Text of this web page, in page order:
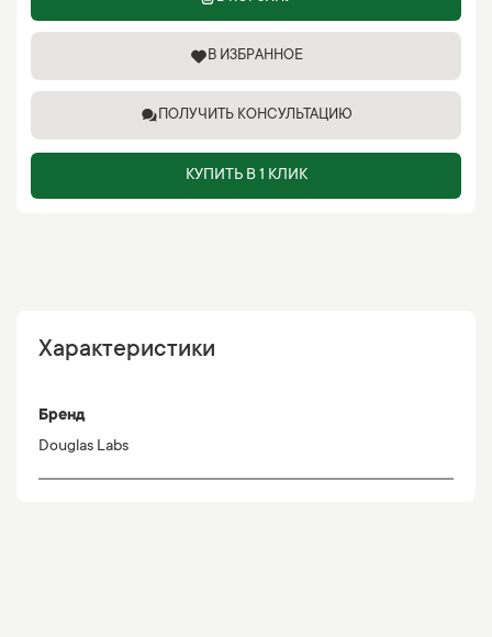
В ИЗБРАННОЕ
ПОЛУЧИТЬ КОНСУЛЬТАЦИЮ
КУПИТЬ В 1 КЛИК
Характеристики
Бренд
Douglas Labs